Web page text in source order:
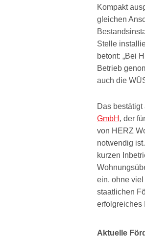
Kompakt
gleichen
Stelle
betont: „Bei
Betrieb
auch die
Das
GmbH , der
von HERZ
notwendig
kurzen
ein, ohne
staatlichen
erfolgreiches
Aktuelle